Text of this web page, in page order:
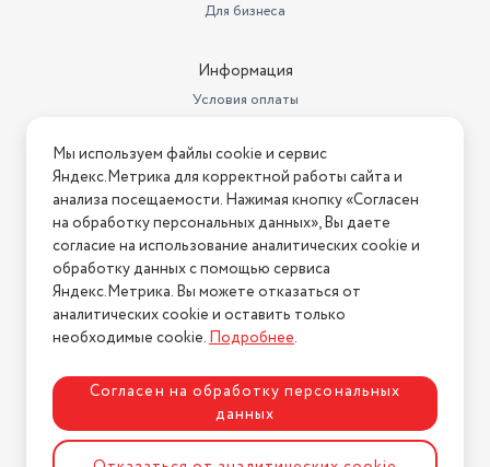
Для бизнеса
Информация
Условия оплаты
Условия возврата
Нашли ошибку на сайте? Напишите нам
2026 © Интернет-магазин "АстМаркет". У нас есть всё!
Политика конфиденциальности
Разработка сайтаASTDESIGN
Мы используем файлы cookie и сервис
Яндекс.Метрика для корректной работы сайта и
анализа посещаемости. Нажимая кнопку «Согласен
на обработку персональных данных», Вы даете
согласие на использование аналитических cookie и
обработку данных с помощью сервиса
Яндекс.Метрика. Вы можете отказаться от
аналитических cookie и оставить только
необходимые cookie.Подробнее.
Согласен на обработку персональных
данных